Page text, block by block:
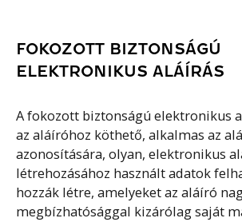
FOKOZOTT BIZTONSÁGÚ
ELEKTRONIKUS ALÁÍRÁS
A fokozott biztonságú elektronikus
az aláíróhoz köthető, alkalmas az
azonosítására, olyan, elektronikus
létrehozásához használt adatok
hozzák létre, amelyeket az aláíró
megbízhatósággal kizárólag saját